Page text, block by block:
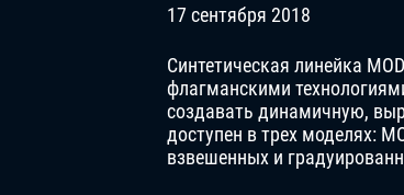
17 сентября 2018
Синтетическая линейка
флагманскими
создавать динамичную,
доступен в трех моделях:
взвешенных и